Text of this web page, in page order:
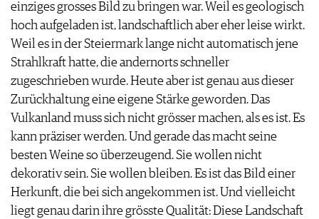
einziges grosses Bild zu bringen war. Weil es geologisch
hoch aufgeladen ist, landschaftlich aber eher leise wirkt.
Weil es in der Steiermark lange nicht automatisch jene
Strahlkraft hatte, die andernorts schneller
zugeschrieben wurde. Heute aber ist genau aus dieser
Zurückhaltung eine eigene Stärke geworden. Das
Vulkanland muss sich nicht grösser machen, als es ist. Es
kann präziser werden. Und gerade das macht seine
besten Weine so überzeugend. Sie wollen nicht
dekorativ sein. Sie wollen bleiben. Es ist das Bild einer
Herkunft, die bei sich angekommen ist. Und vielleicht
liegt genau darin ihre grösste Qualität: Diese Landschaft